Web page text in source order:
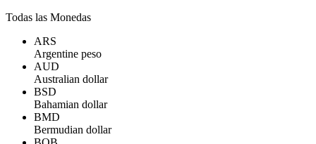
Todas las Monedas
ARS
Argentine peso
AUD
Australian dollar
BSD
Bahamian dollar
BMD
Bermudian dollar